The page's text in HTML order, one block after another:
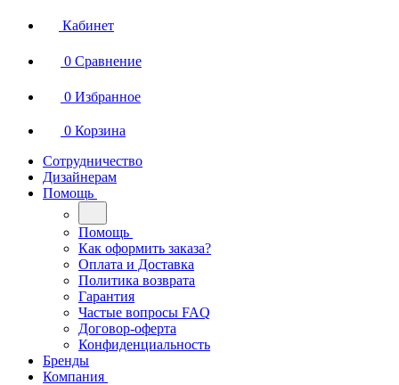
Кабинет
0 Сравнение
0 Избранное
0 Корзина
Сотрудничество
Дизайнерам
Помощь
Помощь
Как оформить заказа?
Оплата и Доставка
Политика возврата
Гарантия
Частые вопросы FAQ
Договор-оферта
Конфиденциальность
Бренды
Компания